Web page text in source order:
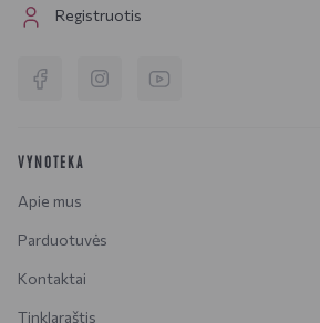
Registruotis
VYNOTEKA
Apie mus
Parduotuvės
Kontaktai
Tinklaraštis